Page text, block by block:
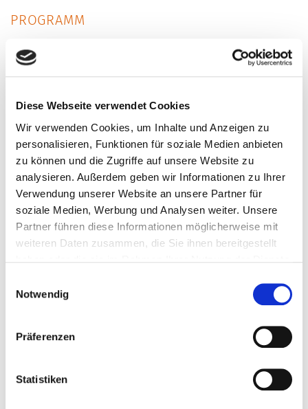
Diese Webseite verwendet Cookies
Wir verwenden Cookies, um Inhalte und Anzeigen zu
personalisieren, Funktionen für soziale Medien anbieten
zu können und die Zugriffe auf unsere Website zu
analysieren. Außerdem geben wir Informationen zu Ihrer
Verwendung unserer Website an unsere Partner für
soziale Medien, Werbung und Analysen weiter. Unsere
Partner führen diese Informationen möglicherweise mit
weiteren Daten zusammen, die Sie ihnen bereitgestellt
Notwendig
Präferenzen
Statistiken
PROGRAMM
Gastgeber*innen durch Judith Quast, Moderatorin
• Impulsvortrag von Achim Könneke, Kulturberater
und ehemaliger Kulturamtsleiter Freiburg und
Kulturreferent der Stadt Würzburg zum Thema
"Kultur als strategischer Faktor kommunaler
Entwicklung"
• Musikalische Umrahmung: Frank Kroll, Saxofon -
Uli Lutz, Piano - Max Gerwien, Percussion
• Im Anschluss Gespräche und Genuss bei Kunst,
Club Manufaktur, Figurentheater Phoenix, Jazzclub
Session 88, Kulturgruppe Oberberken, Kulturtreff